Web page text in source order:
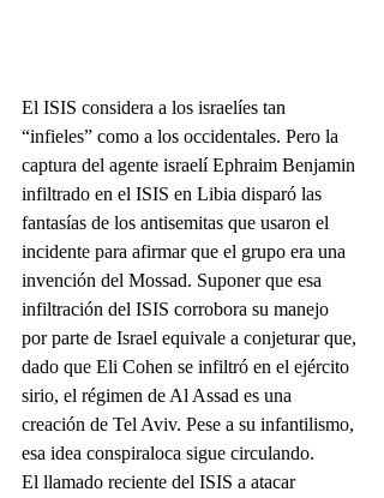
El ISIS considera a los israelíes tan
“infieles” como a los occidentales. Pero la
captura del agente israelí Ephraim Benjamin
infiltrado en el ISIS en Libia disparó las
fantasías de los antisemitas que usaron el
incidente para afirmar que el grupo era una
invención del Mossad. Suponer que esa
infiltración del ISIS corrobora su manejo
por parte de Israel equivale a conjeturar que,
dado que Eli Cohen se infiltró en el ejército
sirio, el régimen de Al Assad es una
creación de Tel Aviv. Pese a su infantilismo,
esa idea conspiraloca sigue circulando.
El llamado reciente del ISIS a atacar